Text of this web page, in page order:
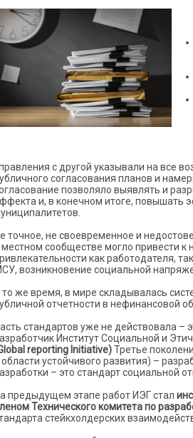
с другой указывали на все
согласования планов и
позволяло выявлять и
и, в конечном итоге, повышать
точное, не своевременное и
местном сообществе могло привести
как работодателя,
возникновение социальной
то же время, в мире складывалась
отчетности в нефинансовой
стандартов уже не действовала –
Институт Социальной и
reporting Initiative)Третье
области устойчивого развития) –
– это стандарт социальной
предыдущем этапе работ ИЭГ стал
Технического комитета по
стейкхолдерских